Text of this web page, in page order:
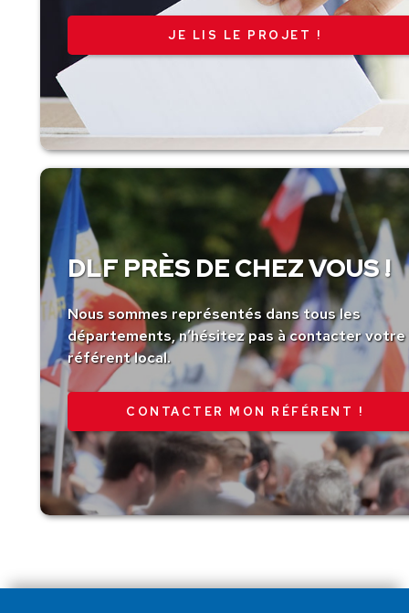
JE LIS LE PROJET !
DLF PRÈS DE CHEZ VOUS !
Nous sommes représentés dans tous les
départements, n’hésitez pas à contacter votre
référent local.
CONTACTER MON RÉFÉRENT !